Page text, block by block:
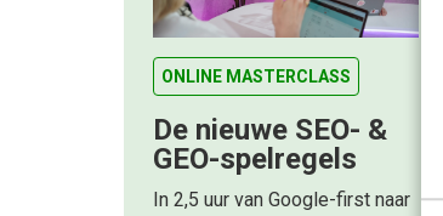
ONLINE MASTERCLASS
De nieuwe SEO- &
GEO-spelregels
In 2,5 uur van Google-first naar